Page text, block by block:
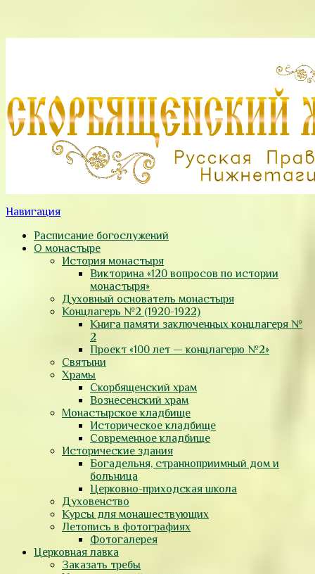
Навигация
Расписание богослужений
О монастыре
История монастыря
Викторина «120 вопросов по истории
монастыря»
Духовный основатель монастыря
Концлагерь №2 (1920-1922)
Книга памяти заключенных концлагеря №
2
Проект «100 лет — концлагерю №2»
Святыни
Храмы
Скорбященский храм
Вознесенский храм
Монастырское кладбище
Историческое кладбище
Современное кладбище
Исторические здания
Богадельня, странноприимный дом и
больница
Церковно-приходская школа
Духовенство
Курсы для монашествующих
Летопись в фотографиях
Фотогалерея
Церковная лавка
Заказать требы